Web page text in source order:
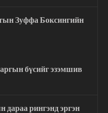
Зуффа Боксингийн
бүсийг эзэмшив
рингэнд эргэн